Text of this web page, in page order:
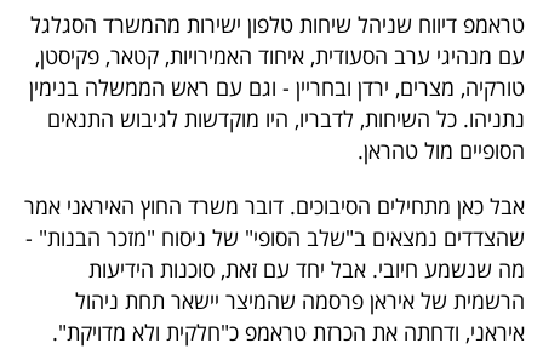
40
שיתופי
פעולה
דרושים
ניוזלטרים
טראמפ דיווח שניהל שיחות טלפון ישירות מהמשרד הסגלגל
עם מנהיגי ערב הסעודית, איחוד האמירויות, קטאר, פקיסטן,
טורקיה, מצרים, ירדן ובחריין - וגם עם ראש הממשלה בנימין
נתניהו. כל השיחות, לדבריו, היו מוקדשות לגיבוש התנאים
הסופיים מול טהראן.
אבל כאן מתחילים הסיבוכים. דובר משרד החוץ האיראני אמר
שהצדדים נמצאים ב"שלב הסופי" של ניסוח "מזכר הבנות" -
מה שנשמע חיובי. אבל יחד עם זאת, סוכנות הידיעות
הרשמית של איראן פרסמה שהמיצר יישאר תחת ניהול
איראני, ודחתה את הכרזת טראמפ כ"חלקית ולא מדויקת".